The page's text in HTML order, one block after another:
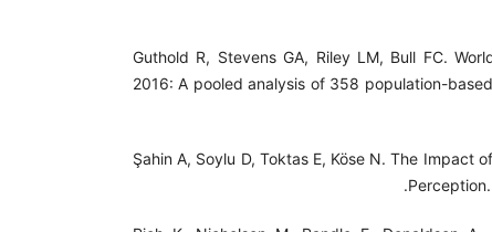
Guthold R, Stevens GA, Riley LM, Bull FC.
2016: A pooled analysis of 358 population-
Şahin A, Soylu D, Toktas E, Köse N. The Impact